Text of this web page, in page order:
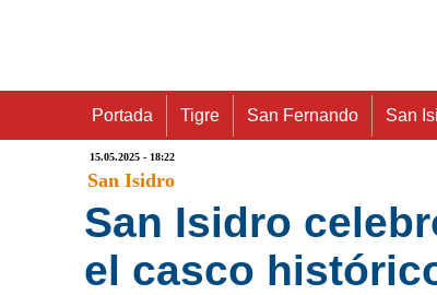
Portada Tigre San Fernando San
15.05.2025 - 18:22
San Isidro
San Isidro
el casco